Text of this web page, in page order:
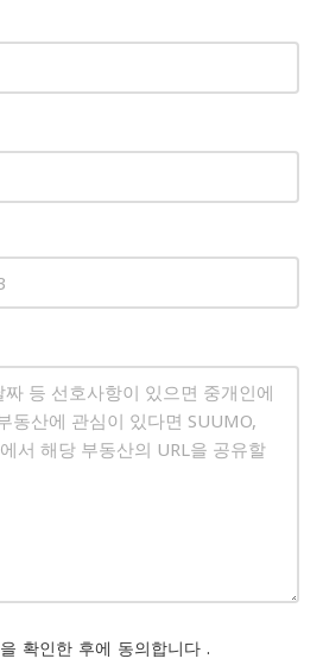
을 확인한 후에 동의합니다 .